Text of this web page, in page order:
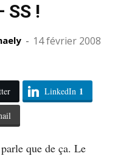
SS !
- 14 février 2008
LinkedIn 1
que de ça. Le